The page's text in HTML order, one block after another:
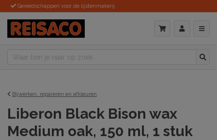
Gereedschappen voor de lijstenmakerij
Bijwerken, repareren en afkleuren
Liberon Black Bison wax
Medium oak, 150 ml, 1 stuk